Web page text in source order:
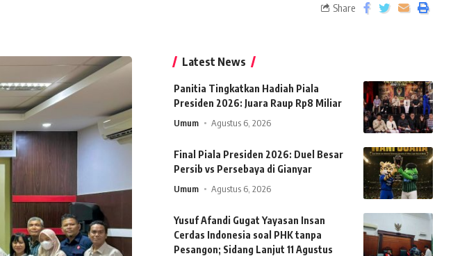
Share
Latest News
Panitia Tingkatkan Hadiah Piala
Presiden 2026: Juara Raup Rp8 Miliar
Umum Agustus 6, 2026
Final Piala Presiden 2026: Duel Besar
Persib vs Persebaya di Gianyar
Umum Agustus 6, 2026
Yusuf Afandi Gugat Yayasan Insan
Cerdas Indonesia soal PHK tanpa
Pesangon; Sidang Lanjut 11 Agustus